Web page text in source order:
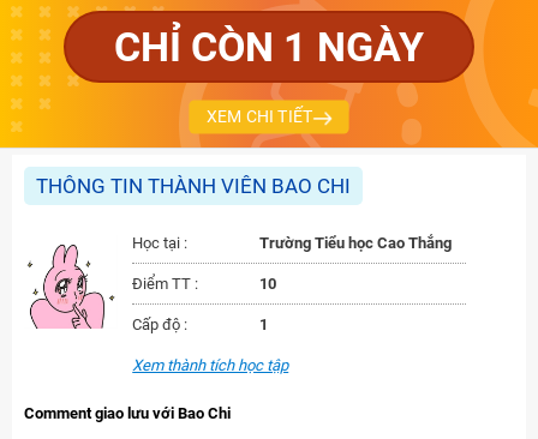
CHỈ CÒN 1 NGÀY
XEM CHI TIẾT
THÔNG TIN THÀNH VIÊN BAO CHI
Học tại : Trường Tiểu học Cao Thắng
Điểm TT : 10
Cấp độ : 1
Xem thành tích học tập
Comment giao lưu với Bao Chi